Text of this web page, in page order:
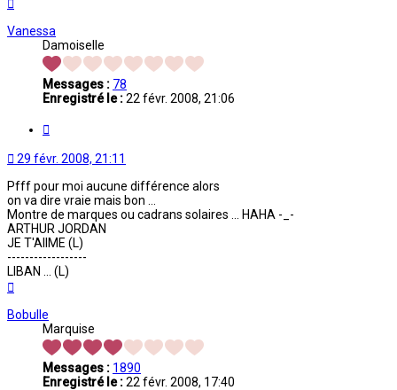
Vanessa
Damoiselle
Messages : 78
Enregistré le :22 févr. 2008, 21:06
29 févr. 2008, 21:11
Pfff pour moi aucune différence alors
on va dire vraie mais bon ...
Montre de marques ou cadrans solaires ... HAHA -_-
ARTHUR JORDAN
JE T'AIIME (L)
------------------
LIBAN ... (L)
Bobulle
Marquise
Messages : 1890
Enregistré le :22 févr. 2008, 17:40